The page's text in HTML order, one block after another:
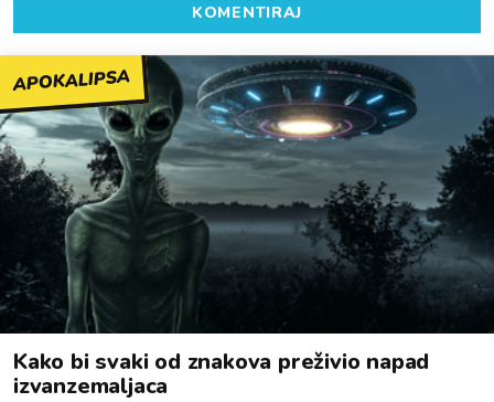
KOMENTIRAJ
APOKALIPSA
Kako bi svaki od znakova preživio napad
izvanzemaljaca